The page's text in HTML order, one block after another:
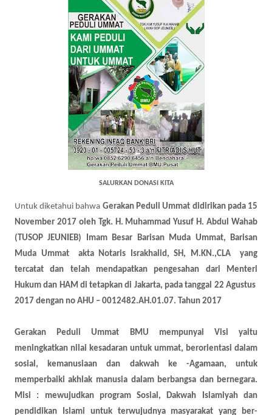
SALURKAN DONASI KITA
Untuk diketahui bahwa Gerakan Peduli Ummat didirikan pada 15
November 2017 oleh Tgk. H. Muhammad Yusuf H. Abdul Wahab
(TUSOP JEUNIEB) Imam Besar Barisan Muda Ummat, Barisan
Muda Ummat
akta Notaris Israkhalid, SH, M.KN.,CLA
yang
tercatat dan telah mendapatkan pengesahan dari Menteri
Hukum dan HAM di tetapkan di Jakarta, pada tanggal 22 Agustus
2017 dengan no AHU – 0012482.AH.01.07. Tahun 2017
Gerakan Peduli Ummat BMU mempunyai Visi yaitu
meningkatkan nilai kesadaran untuk ummat, berorientasi dalam
sosial, kemanusiaan dan dakwah ke -Agamaan, untuk
memperbaiki akhlak manusia dalam berbangsa dan bernegara.
Misi : mewujudkan program Sosial, Dakwah Islamiyah dan
pendidikan Islami untuk terwujudnya masyarakat yang ber-